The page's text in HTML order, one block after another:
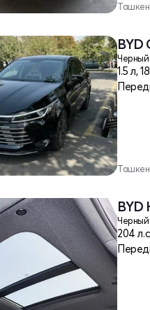
BYD
Черный
1.5 л,
BYD
Черный